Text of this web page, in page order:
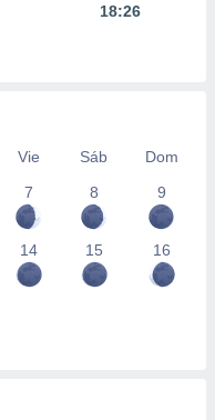
18:26
Vie Sáb
Dom
7
8 9
14 15 16